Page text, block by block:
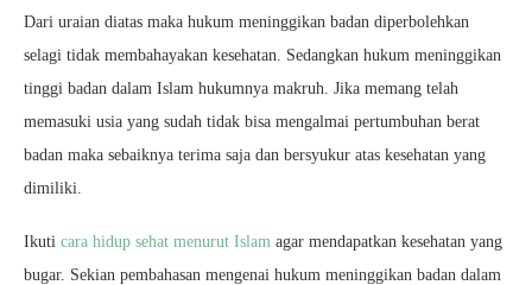
Dari uraian diatas maka hukum meninggikan badan diperbolehkan
selagi tidak membahayakan kesehatan. Sedangkan hukum meninggikan
tinggi badan dalam Islam hukumnya makruh. Jika memang telah
memasuki usia yang sudah tidak bisa mengalmai pertumbuhan berat
badan maka sebaiknya terima saja dan bersyukur atas kesehatan yang
dimiliki.
Ikuti cara hidup sehat menurut Islam agar mendapatkan kesehatan yang
bugar. Sekian pembahasan mengenai hukum meninggikan badan dalam